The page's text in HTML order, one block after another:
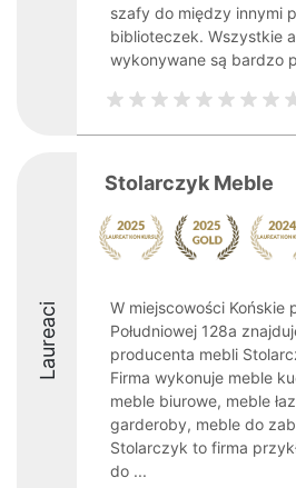
szafy do między innymi
biblioteczek. Wszystkie
wykonywane są bardzo
Laureaci
Stolarczyk Meble
W miejscowości Końskie
Południowej 128a
producenta mebli
Firma wykonuje meble
meble biurowe, meble
garderoby, meble do
Stolarczyk to firma
do ...